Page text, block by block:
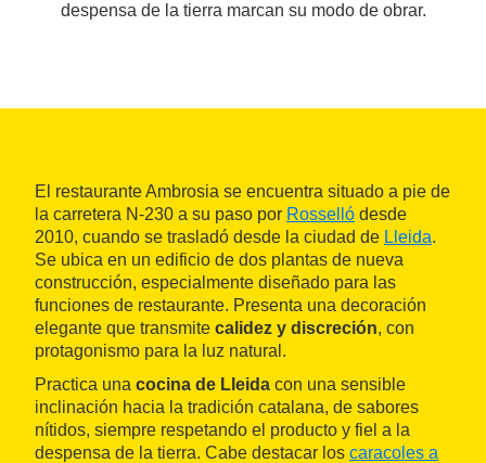
despensa de la tierra marcan su modo de obrar.
El restaurante Ambrosia se encuentra situado a pie de
la carretera N-230 a su paso por Rosselló desde
2010, cuando se trasladó desde la ciudad de Lleida.
Se ubica en un edificio de dos plantas de nueva
construcción, especialmente diseñado para las
funciones de restaurante. Presenta una decoración
elegante que transmite calidez y discreción, con
protagonismo para la luz natural.
Practica una cocina de Lleida con una sensible
inclinación hacia la tradición catalana, de sabores
nítidos, siempre respetando el producto y fiel a la
despensa de la tierra. Cabe destacar los caracoles a